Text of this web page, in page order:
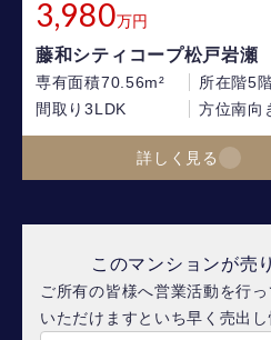
3,980万円
藤和シティコープ松戸岩瀬
専有面積70.56m² 所在階5
間取り3LDK 方位南向
詳しく見る
このマンションが売
ご所有の皆様へ営業活動を行
いただけますといち早く売出し